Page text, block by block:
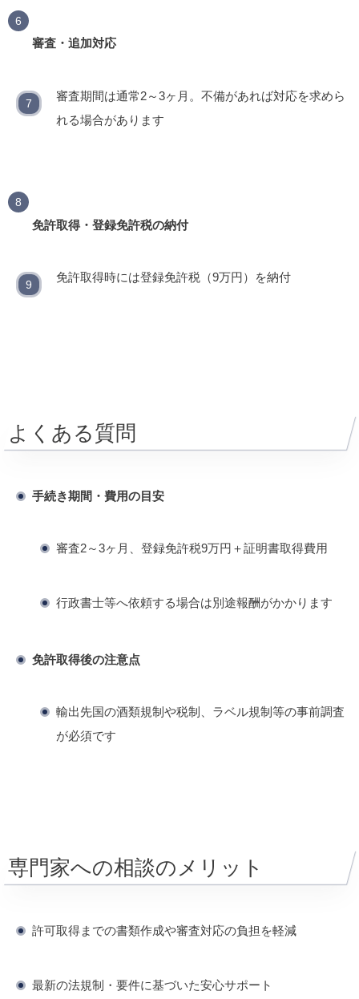
審査・追加対応
審査期間は通常2～3ヶ月。不備があれば対応を求めら
れる場合があります
免許取得・登録免許税の納付
免許取得時には登録免許税（9万円）を納付
よくある質問
手続き期間・費用の目安
審査2～3ヶ月、登録免許税9万円＋証明書取得費用
行政書士等へ依頼する場合は別途報酬がかかります
免許取得後の注意点
輸出先国の酒類規制や税制、ラベル規制等の事前調査
が必須です
専門家への相談のメリット
許可取得までの書類作成や審査対応の負担を軽減
最新の法規制・要件に基づいた安心サポート